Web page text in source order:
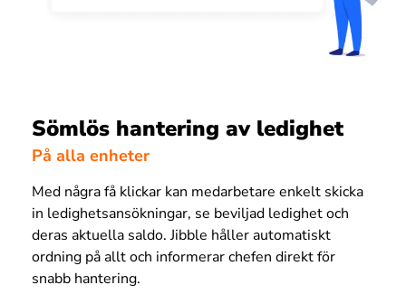
Sömlös hantering av ledighet
På alla enheter
Med några få klickar kan medarbetare enkelt skicka
in ledighetsansökningar, se beviljad ledighet och
deras aktuella saldo. Jibble håller automatiskt
ordning på allt och informerar chefen direkt för
snabb hantering.